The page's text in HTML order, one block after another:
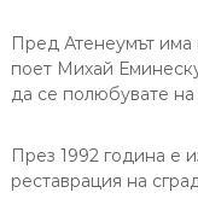
Пред Атенеумът има
поет Михай
да се полюбувате на
През 1992 година е
реставрация на